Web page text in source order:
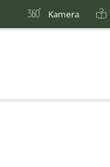
Kamera